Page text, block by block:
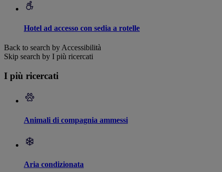
Hotel ad accesso con sedia a rotelle
Back to search by Accessibilità
Skip search by I più ricercati
I più ricercati
Animali di compagnia ammessi
Aria condizionata